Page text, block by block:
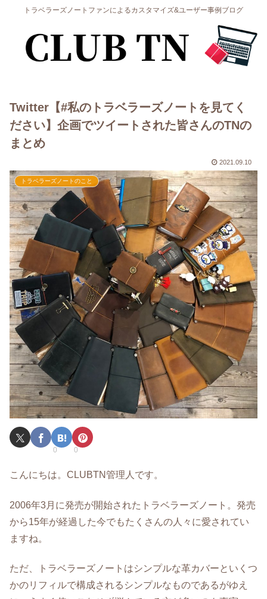
トラベラーズノートファンによるカスタマイズ&ユーザー事例ブログ
Twitter【#私のトラベラーズノートを見てく
ださい】企画でツイートされた皆さんのTNの
まとめ
2021.09.10
トラベラーズノートのこと
0 0
こんにちは。CLUBTN管理人です。
2006年3月に発売が開始されたトラベラーズノート。発売
から15年が経過した今でもたくさんの人々に愛されてい
ますね。
ただ、トラベラーズノートはシンプルな革カバーといくつ
かのリフィルで構成されるシンプルなものであるがゆえ